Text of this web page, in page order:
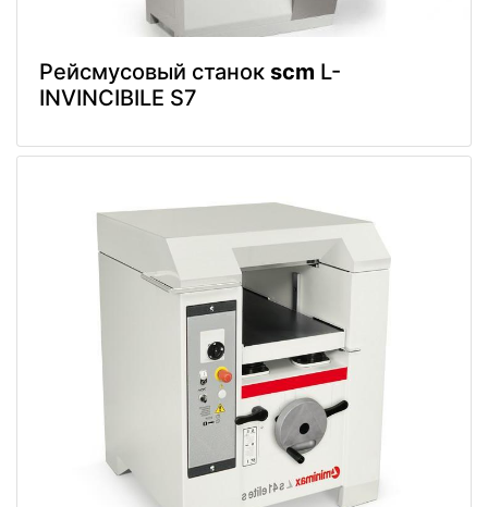
Рейсмусовый станок scm L-
INVINCIBILE S7